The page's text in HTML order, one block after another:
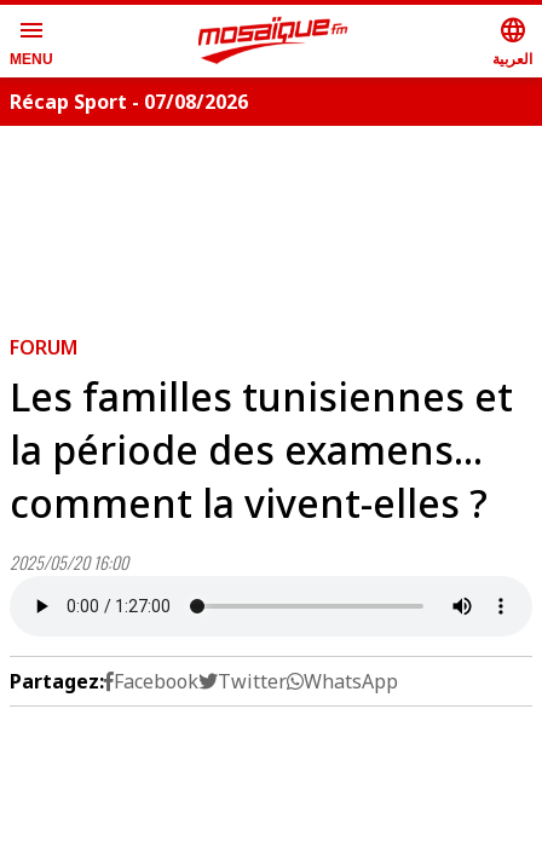
menu
MENU
language
العربية
Récap Sport - 07/08/2026
FORUM
Les familles tunisiennes et
la période des examens...
comment la vivent-elles ?
2025/05/20 16:00
Partagez: Facebook Twitter WhatsApp